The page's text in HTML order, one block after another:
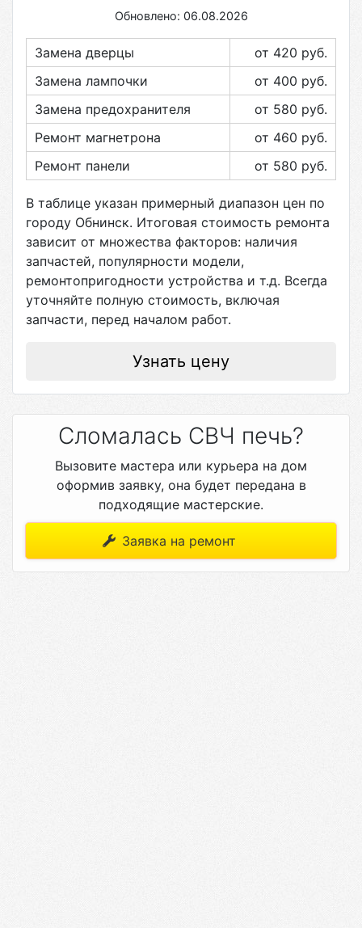
Обновлено: 06.08.2026
Замена дверцы от 420 руб.
Замена лампочки
от 400 руб.
Замена предохранителя
от 580 руб.
Ремонт магнетрона
от 460 руб.
Ремонт панели
от 580 руб.
В таблице указан примерный диапазон цен по
городу Обнинск. Итоговая стоимость ремонта
зависит от множества факторов: наличия
запчастей, популярности модели,
ремонтопригодности устройства и т.д. Всегда
уточняйте полную стоимость, включая
запчасти, перед началом работ.
Узнать цену
Сломалась СВЧ печь?
Вызовите мастера или курьера на дом
оформив заявку, она будет передана в
подходящие мастерские.
Заявка на ремонт